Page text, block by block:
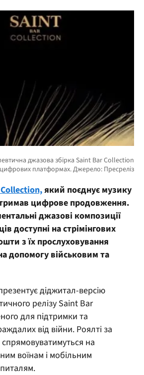
який поєднує музику
цифрове продовження.
джазові композиції
доступні на стрімінгових
з їх прослуховування
допомогу військовим та
діджитал-версію
релізу Saint Bar
для підтримки та
від війни. Роялті за
на
воїнам і мобільним